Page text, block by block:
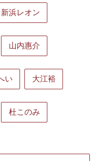
新浜レオン
山内惠介
い 大江裕
杜このみ